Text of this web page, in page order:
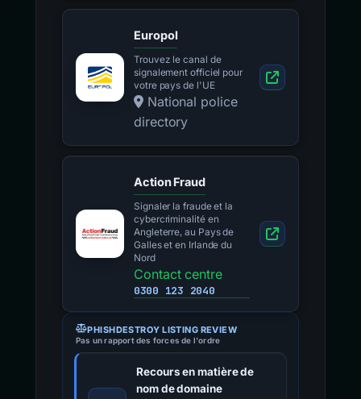
Europol
Trouvez le canal de
signalement officiel pour
votre pays de l'UE
National police
directory
Action Fraud
Signaler la fraude et la
cybercriminalité en
Angleterre, au Pays de
Galles et en Irlande du
Nord
Contact centre
0300 123 2040
PHISHDESTROY LISTING REVIEW
Pas un rapport des forces de l'ordre
Recours en matière de
nom de domaine